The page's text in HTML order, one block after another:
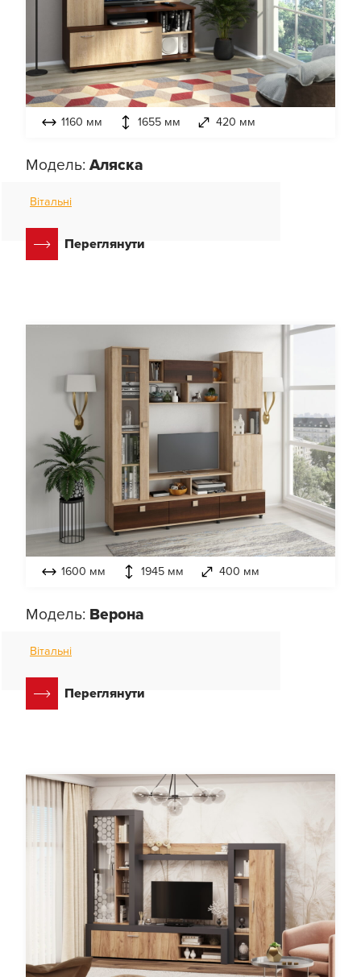
1160 мм 1655 мм 420 мм
Модель: Аляска
Вітальні
Переглянути
1600 мм 1945 мм 400 мм
Модель: Верона
Вітальні
Переглянути